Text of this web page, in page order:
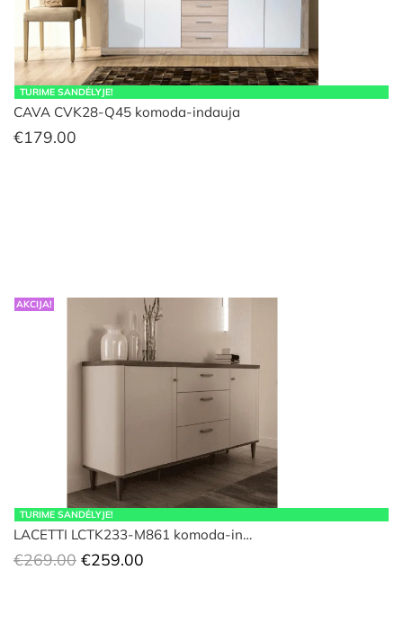
TURIME SANDĖLYJE!
CAVA CVK28-Q45 komoda-indauja
€179.00
AKCIJA!
TURIME SANDĖLYJE!
LACETTI LCTK233-M861 komoda-in…
€269.00 Original
€259.00